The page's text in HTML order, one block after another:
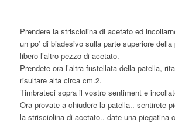
Prendere la strisciolina di acetato ed
un po’ di biadesivo sulla parte superiore
libero l’altro pezzo di acetato.
Prendete ora l’altra fustellata della patella,
risultare alta circa cm.2.
Timbrateci sopra il vostro sentiment e
Ora provate a chiudere la patella.. sentirete
la strisciolina di acetato.. date una piegatina